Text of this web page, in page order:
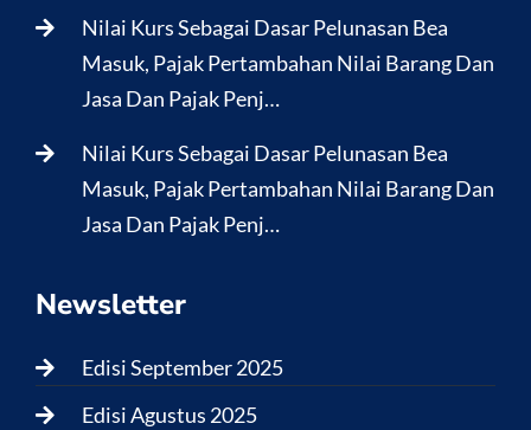
Nilai Kurs Sebagai Dasar Pelunasan Bea
Masuk, Pajak Pertambahan Nilai Barang Dan
Jasa Dan Pajak Penj…
Nilai Kurs Sebagai Dasar Pelunasan Bea
Masuk, Pajak Pertambahan Nilai Barang Dan
Jasa Dan Pajak Penj…
Newsletter
Edisi September 2025
Edisi Agustus 2025